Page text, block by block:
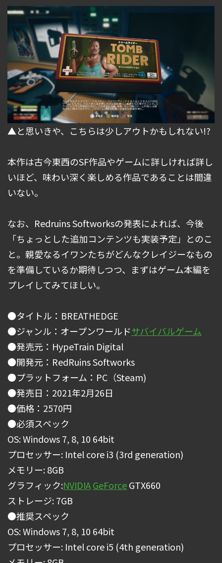
▲と思いきや、こちらは少しアウトかもしれない!?
本作は古今東西のSF作品やゲームに詳しければ詳し
いほど、味わい深く楽しめる作品であることは間違
いない。
なお、Redruins Softworksの発表によれば、今後
「ちょっとした追加コンテンツも実装予定」とのこ
と。親愛なるイワンたちがどんなクレイジーなもの
を準備しているか期待しつつ、まずはゲーム本編を
プレイしてみてほしい。
●タイトル：BREATHEDGE
●ジャンル：オープンワールドサバイバルゲーム
●発売元：HypeTrain Digital
●開発元：RedRuins Softworks
●プラットフォーム：PC（Steam)
●発売日：2021年2月26日
●価格：2570円
●必須スペック
OS: Windows 7, 8, 10 64bit
プロセッサー: Intel core i3 (3rd generation)
メモリー: 8GB
グラフィック:NVIDIAGeForceGTX660
ストレージ: 7GB
●推奨スペック
OS: Windows 7, 8, 10 64bit
プロセッサー: Intel core i5 (4th generation)